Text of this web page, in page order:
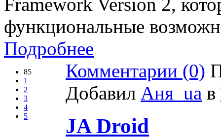
функциональные
Подробнее
85
1
2
3
4
5
Комментарии (0)
Добавил Аня_ua в
JA Droid